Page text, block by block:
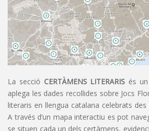
La secció CERTÀMENS LITERARIS és
aplega les dades recollides sobre Jocs
literaris en llengua catalana celebrats
A través d’un mapa interactiu es pot
se situen cada un dels certàmens,